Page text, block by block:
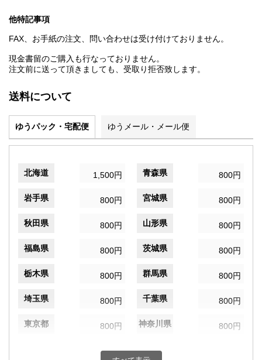
他特記事項
FAX、お手紙の注文、問い合わせは受け付けておりません。
現金書留のご購入も行なっておりません。
注文前に送って頂きましても、受取り拒否致します。
送料について
ゆうパック・宅配便 ゆうメール・メール便
北海道 1,500円 青森県 800円
岩手県 800円 宮城県 800円
秋田県 800円 山形県 800円
福島県 800円 茨城県 800円
栃木県 800円 群馬県 800円
埼玉県 800円 千葉県 800円
東京都 800円 神奈川県 800円
800円 富山県